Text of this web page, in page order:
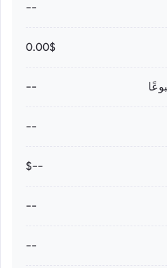
--
0.00$
--
--
--$
--
--